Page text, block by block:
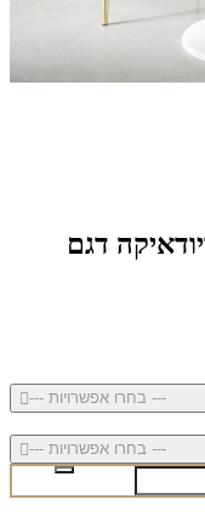
דגם
--- בחרו אפשרויות ---
--- בחרו אפשרויות ---